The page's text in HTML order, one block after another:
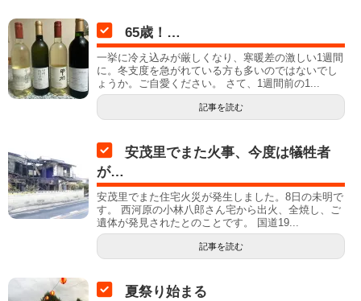
65歳！…
一挙に冷え込みが厳しくなり、寒暖差の激しい1週間
に。冬支度を急がれている方も多いのではないでし
ょうか。ご自愛ください。 さて、1週間前の1...
記事を読む
安茂里でまた火事、今度は犠牲者
が…
安茂里でまた住宅火災が発生しました。8日の未明で
す。 西河原の小林八郎さん宅から出火、全焼し、ご
遺体が発見されたとのことです。 国道19...
記事を読む
夏祭り始まる